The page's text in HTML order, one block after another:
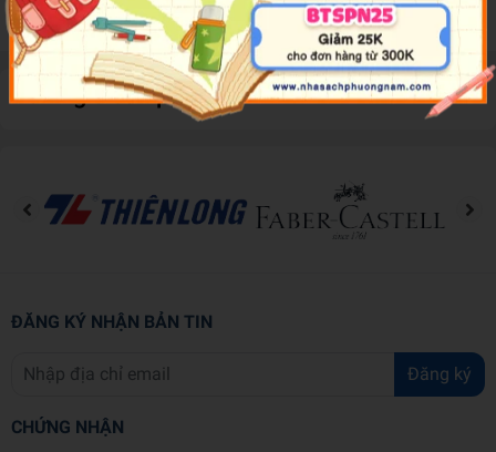
being different is awesome!
Đánh giá sản phẩm
ĐĂNG KÝ NHẬN BẢN TIN
Đăng ký
CHỨNG NHẬN